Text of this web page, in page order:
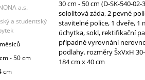
a.s.
a studentský
- 50 cm
cm
30 cm - 50 cm (D-SK-540-02-
sololitová záda, 2 pevné
stavitelné police, 1 dveře, 1
úchytka, sokl, rektifikační
případné vyrovnání
podlahy. rozměry ŠxVxH
184 cm x 40 cm